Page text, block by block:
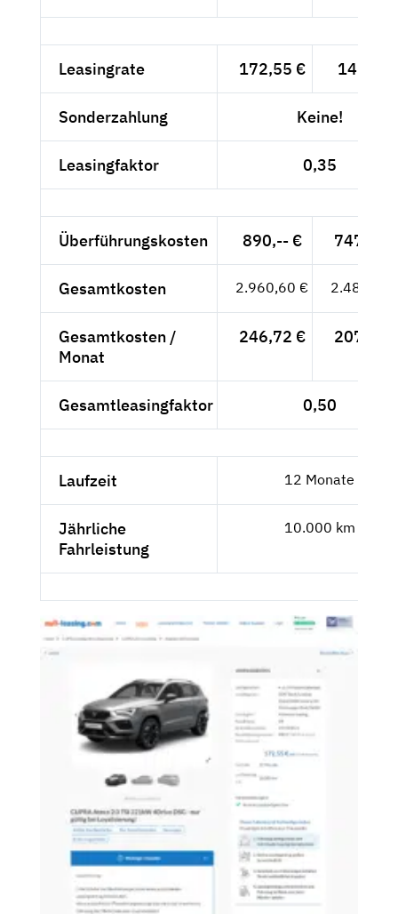
Leasingrate 172,55 € 145,-- €
Sonderzahlung Keine!
Leasingfaktor 0,35
Überführungskosten 890,-- € 747,90
Gesamtkosten 2.960,60 € 2.487,90
Gesamtkosten /
Monat
246,72 € 207,32
Gesamtleasingfaktor 0,50
Laufzeit 12 Monate
Jährliche
Fahrleistung
10.000 km